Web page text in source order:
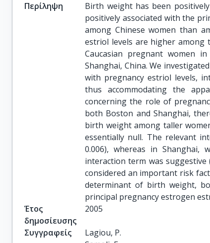
Περίληψη
Birth weight has been
positively associated with the
among Chinese women than
estriol levels are higher
Caucasian pregnant women
Shanghai, China. We
with pregnancy estriol levels,
thus accommodating the
concerning the role of
both Boston and Shanghai,
birth weight among taller
essentially null. The relevant
0.006), whereas in Shanghai,
interaction term was suggestive
considered an important risk
determinant of birth weight,
principal pregnancy estrogen
Έτος
δημοσίευσης
2005
Συγγραφείς
Lagiou, P.